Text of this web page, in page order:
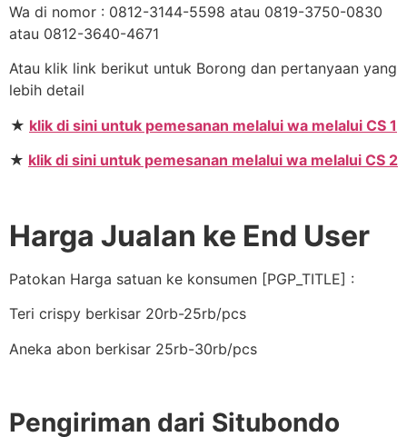
Wa di nomor : 0812-3144-5598 atau 0819-3750-0830
atau 0812-3640-4671
Atau klik link berikut untuk Borong dan pertanyaan yang
lebih detail
★ klik di sini untuk pemesanan melalui wa melalui CS 1
★ klik di sini untuk pemesanan melalui wa melalui CS 2
Harga Jualan ke End User
Patokan Harga satuan ke konsumen [PGP_TITLE] :
Teri crispy berkisar 20rb-25rb/pcs
Aneka abon berkisar 25rb-30rb/pcs
Pengiriman dari Situbondo